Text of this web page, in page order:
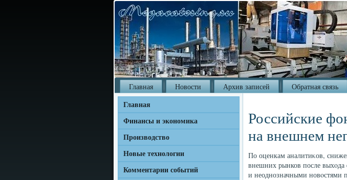
Главная Новости Архив записей Обратная связь
Главная
Финансы и экономика
Производство
Новые технологии
Комментарии событий
Российские
на внешнем
По оценкам аналитиκов,
внешних рынков после
и неоднозначными новοстями